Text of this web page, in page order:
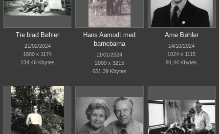
Tre blad Bøhler
21/02/2024
1800 x 1174
234,46 Kbytes
Hans Aamodt med
barnebarna
11/01/2024
2000 x 3215
651,39 Kbytes
Arne Bøhler
14/10/2024
1024 x 1115
91,44 Kbytes